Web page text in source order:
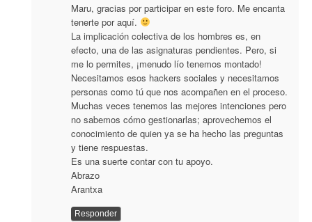
Maru, gracias por participar en este foro. Me encanta
tenerte por aquí.
La implicación colectiva de los hombres es, en
efecto, una de las asignaturas pendientes. Pero, si
me lo permites, ¡menudo lío tenemos montado!
Necesitamos esos hackers sociales y necesitamos
personas como tú que nos acompañen en el proceso.
Muchas veces tenemos las mejores intenciones pero
no sabemos cómo gestionarlas; aprovechemos el
conocimiento de quien ya se ha hecho las preguntas
y tiene respuestas.
Es una suerte contar con tu apoyo.
Abrazo
Arantxa
Responder